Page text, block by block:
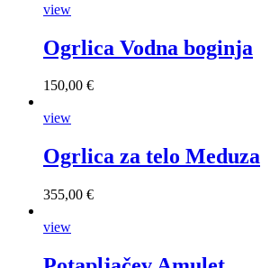
view
Ogrlica Vodna boginja
150,00 €
view
Ogrlica za telo Meduza
355,00 €
view